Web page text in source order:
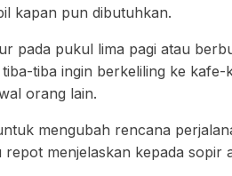
kapan pun dibutuhkan.
pada pukul lima pagi atau
tiba ingin berkeliling ke
orang lain.
mengubah rencana
menjelaskan kepada sopir